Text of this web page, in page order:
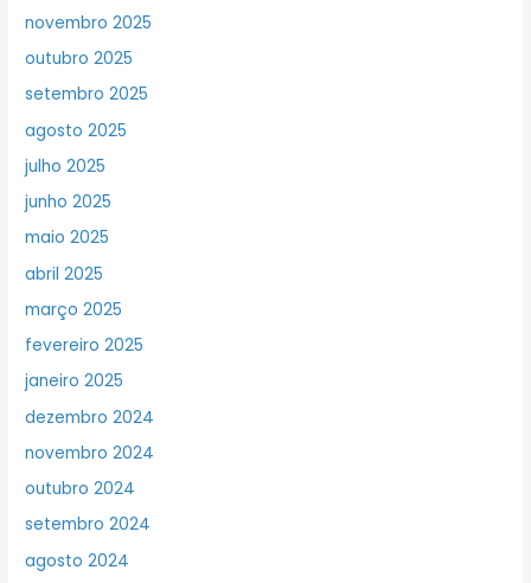
novembro 2025
outubro 2025
setembro 2025
agosto 2025
julho 2025
junho 2025
maio 2025
abril 2025
março 2025
fevereiro 2025
janeiro 2025
dezembro 2024
novembro 2024
outubro 2024
setembro 2024
agosto 2024